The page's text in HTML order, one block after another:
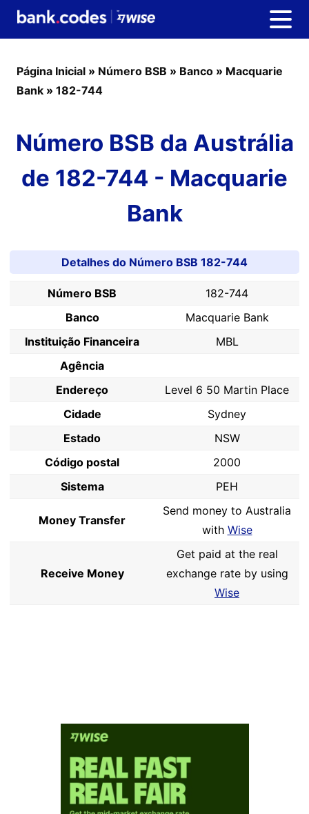
Página Inicial » Número BSB » Banco » Macquarie
Bank » 182-744
Número BSB da Austrália
de 182-744 - Macquarie
Bank
Detalhes do Número BSB 182-744
Número BSB
182-744
Banco
Macquarie Bank
Instituição Financeira
MBL
Agência
Endereço
Level 6 50 Martin Place
Cidade
Sydney
Estado
NSW
Código postal
2000
Sistema
PEH
Money Transfer
Send money to Australia
with Wise
Receive Money
Get paid at the real
exchange rate by using
Wise